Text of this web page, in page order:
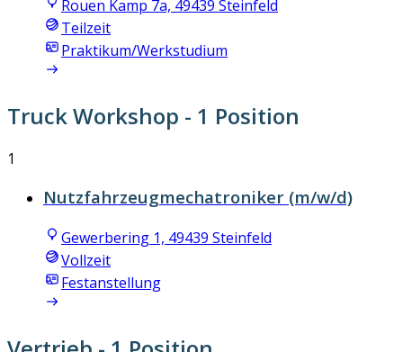
Rouen Kamp 7a, 49439 Steinfeld
Teilzeit
Praktikum/Werkstudium
Truck Workshop - 1 Position
1
Nutzfahrzeugmechatroniker (m/w/d)
Gewerbering 1, 49439 Steinfeld
Vollzeit
Festanstellung